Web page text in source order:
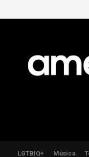
LGTBIQ+ Música